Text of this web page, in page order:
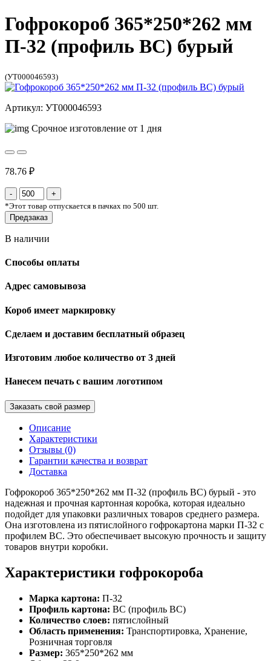
Гофрокороб 365*250*262 мм
П-32 (профиль BC) бурый
(УТ000046593)
Артикул: УТ000046593
Срочное изготовление от 1 дня
78.76 ₽
*Этот товар отпускается в пачках по 500 шт.
Предзаказ
В наличии
Способы оплаты
Адрес самовывоза
Короб имеет маркировку
Сделаем и доставим бесплатный образец
Изготовим любое количество от 3 дней
Нанесем печать с вашим логотипом
Заказать свой размер
Описание
Характеристики
Отзывы (0)
Гарантии качества и возврат
Доставка
Гофрокороб 365*250*262 мм П-32 (профиль BC) бурый - это
надежная и прочная картонная коробка, которая идеально
подойдет для упаковки различных товаров среднего размера.
Она изготовлена из пятислойного гофрокартона марки П-32 с
профилем ВС. Это обеспечивает высокую прочность и защиту
товаров внутри коробки.
Характеристики гофрокороба
Марка картона: П-32
Профиль картона: ВС (профиль BC)
Количество слоев: пятислойный
Область применения: Транспортировка, Хранение,
Розничная торговля
Размер: 365*250*262 мм